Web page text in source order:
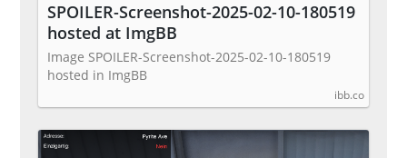
SPOILER-Screenshot-2025-02-10-180519
hosted at ImgBB
Image SPOILER-Screenshot-2025-02-10-180519
hosted in ImgBB
ibb.co